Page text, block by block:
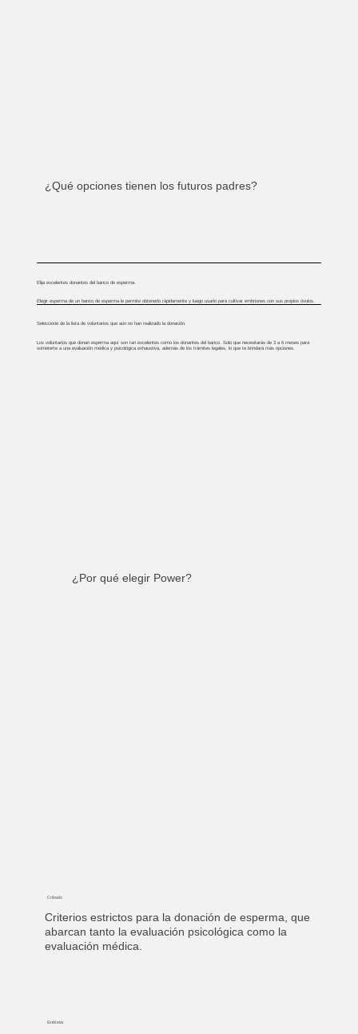
¿Qué opciones tienen los futuros padres?
Elija excelentes donantes del banco de esperma.
Elegir esperma de un banco de esperma le permite obtenerlo rápidamente y luego usarlo para cultivar embriones con sus propios óvulos.
Seleccione de la lista de voluntarios que aún no han realizado la donación.
Los voluntarios que donan esperma aquí son tan excelentes como los donantes del banco. Solo que necesitarás de 3 a 6 meses para
someterte a una evaluación médica y psicológica exhaustiva, además de los trámites legales, lo que te brindará más opciones.
¿Por qué elegir Power?
Cribado
Criterios estrictos para la donación de esperma, que
abarcan tanto la evaluación psicológica como la
evaluación médica.
Estándar